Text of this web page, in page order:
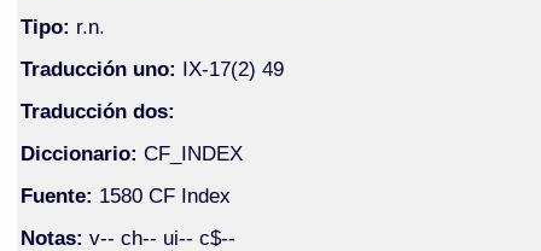
Tipo: r.n.
Traducción uno: IX-17(2) 49
Traducción dos:
Diccionario: CF_INDEX
Fuente: 1580 CF Index
Notas: v-- ch-- ui-- c$--